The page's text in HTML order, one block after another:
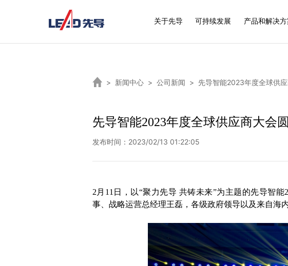
关于先导 可持续发展 产品和解决方
> 新闻中心 > 公司新闻 > 先导智能2023年度全球供
先导智能2023年度全球供应商大会
发布时间：2023/02/13 01:22:05
2月11日，以“聚力先导 共铸未来”为主题的先导智
事、战略运营总经理王磊，各级政府领导以及来自海